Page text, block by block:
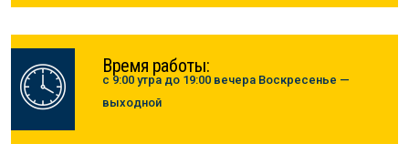
Время работы:
с 9:00 утра до 19:00 вечера Воскресенье —
выходной